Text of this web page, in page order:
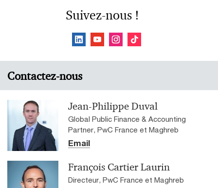
Suivez-nous !
Contactez-nous
Jean-Philippe Duval
Global Public Finance & Accounting
Partner, PwC France et Maghreb
Email
François Cartier Laurin
Directeur, PwC France et Maghreb